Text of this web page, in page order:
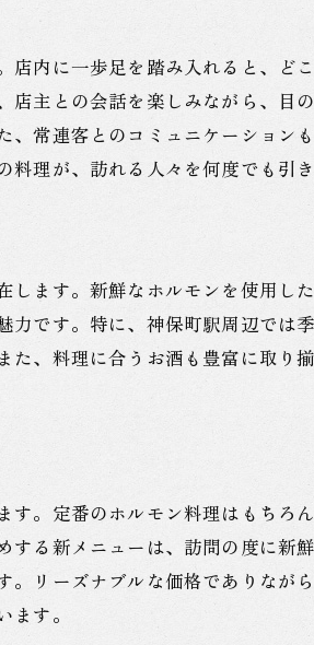
神保町駅のリラックスホルモン居酒
居酒屋の魅力
たりのコースメニュー
むホルモン料理
ッシュするための選択肢
つける癒しの時間
ホルモン料理と絶品お酒体験
ホルモン料理とお酒のペアリング
き立てるドリンクメニュー
内に一歩足を踏み入れると、ど
主との会話を楽しみながら、目
常連客とのコミュニケーション
理が、訪れる人々を何度でも引
ます。新鮮なホルモンを使用し
です。特に、神保町駅周辺では
、料理に合うお酒も豊富に取り
。定番のホルモン料理はもちろ
る新メニューは、訪問の度に新
リーズナブルな価格でありなが
す。